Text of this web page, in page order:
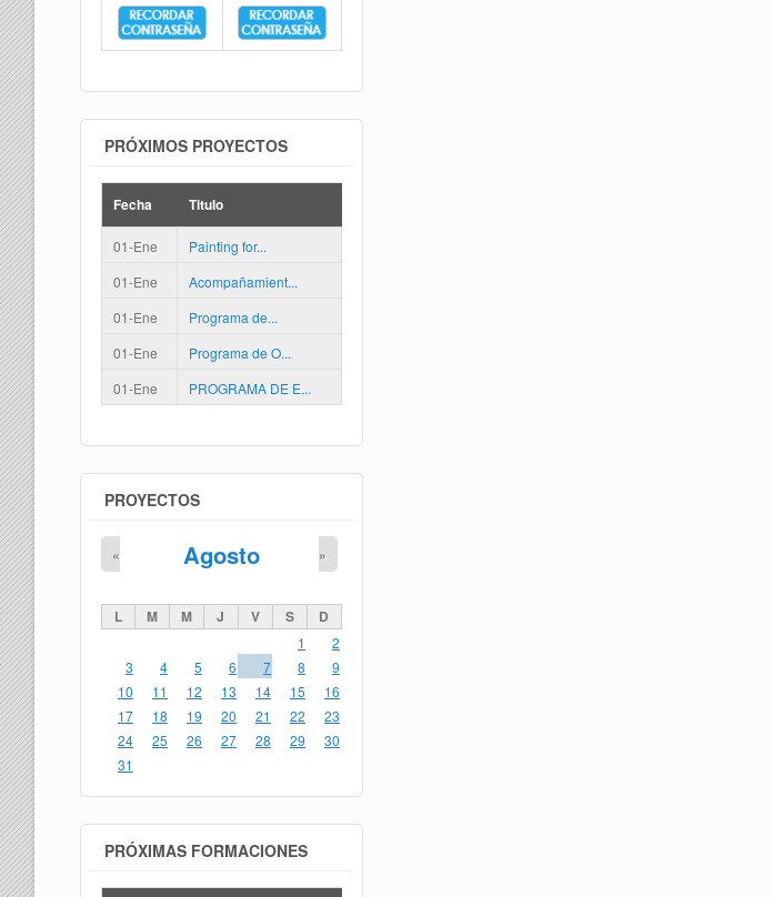
PRÓXIMOS PROYECTOS
Fecha Titulo
01-Ene
Painting for...
01-Ene
Acompañamient...
01-Ene
Programa de...
01-Ene
Programa de O...
01-Ene
PROGRAMA DE E...
PROYECTOS
Agosto
« »
L M M J V S D
1
2
3
4 5 6 7 8
9
10
11 12 13 14 15
16
17
18 19 20 21 22
23
24
25 26 27 28 29
30
31
PRÓXIMAS FORMACIONES